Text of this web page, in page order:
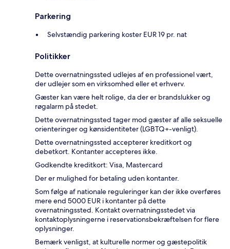
Parkering
Selvstændig parkering koster EUR 19 pr. nat
Politikker
Dette overnatningssted udlejes af en professionel vært,
der udlejer som en virksomhed eller et erhverv.
Gæster kan være helt rolige, da der er brandslukker og
røgalarm på stedet.
Dette overnatningssted tager mod gæster af alle seksuelle
orienteringer og kønsidentiteter (LGBTQ+-venligt).
Dette overnatningssted accepterer kreditkort og
debetkort. Kontanter accepteres ikke.
Godkendte kreditkort: Visa, Mastercard
Der er mulighed for betaling uden kontanter.
Som følge af nationale reguleringer kan der ikke overføres
mere end 5000 EUR i kontanter på dette
overnatningssted. Kontakt overnatningsstedet via
kontaktoplysningerne i reservationsbekræftelsen for flere
oplysninger.
Bemærk venligst, at kulturelle normer og gæstepolitik